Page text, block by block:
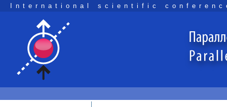
International scientific